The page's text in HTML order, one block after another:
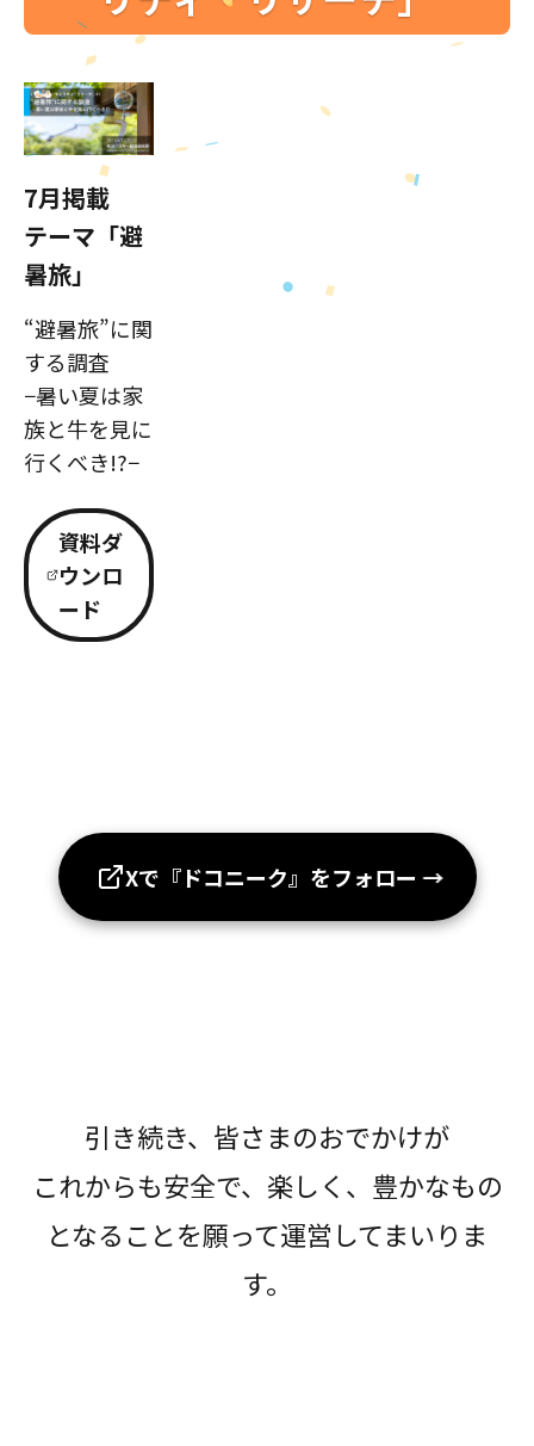
7月掲載
テーマ「避
暑旅」
“避暑旅”に関
する調査
−暑い夏は家
族と牛を見に
行くべき!?−
資料ダ
ウンロ
ード
Xで『ドコニーク』をフォロー →
引き続き、皆さまのおでかけが
これからも安全で、楽しく、豊かなもの
となることを願って運営してまいりま
す。